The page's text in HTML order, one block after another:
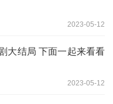
2023-05-12
大结局 下面一起来看看
2023-05-12